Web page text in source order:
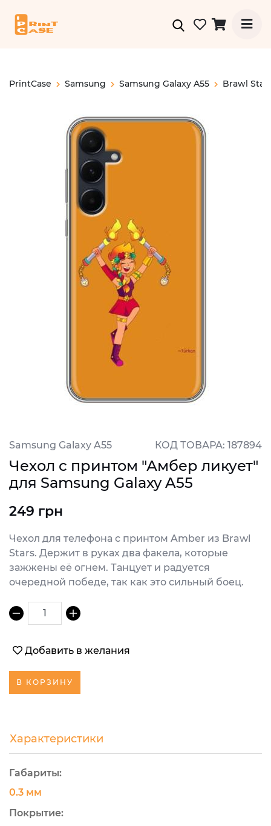
PrintCase Samsung Samsung Galaxy A55 Brawl
Samsung Galaxy A55 КОД ТОВАРА: 187894
Чехол с принтом "Амбер ликует"
для Samsung Galaxy A55
249 грн
Чехол для телефона с принтом Amber из Brawl
Stars. Держит в руках два факела, которые
зажжены её огнем. Танцует и радуется
очередной победе, так как это сильный боец.
1
Добавить в желания
В КОРЗИНУ
Характеристики
Габариты:
0.3 мм
Покрытие: